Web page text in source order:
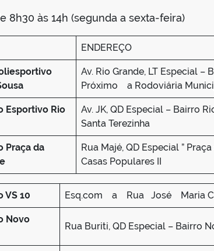
8h30 às 14h (segunda a sexta-feira)
ENDEREÇO
Av. Rio Grande, LT
Próximo a Rodoviária
Esportivo Rio
Av. JK, QD Especial – Bairro
Santa Terezinha
Praça da
Rua Majé, QD Especial ”
Casas Populares II
VS 10 Esq.com a Rua José Maria
Novo
Rua Buriti, QD Especial – Bairro